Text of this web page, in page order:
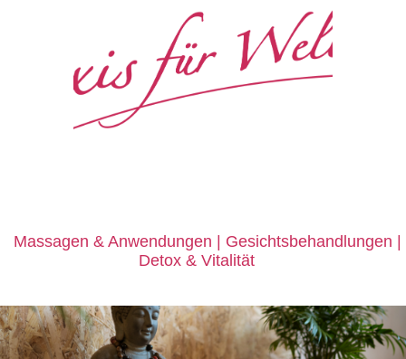
Massagen & Anwendungen | Gesichtsbehandlungen |
Detox &Vitalität